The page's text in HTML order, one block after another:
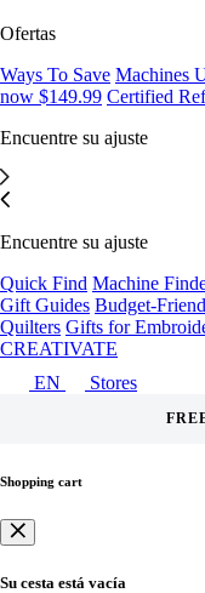
Ofertas
Ways To Save Machines
now $149.99 Certified
Encuentre su ajuste
Encuentre su ajuste
Quick Find Machine
Gift Guides Budget-
Quilters Gifts for
CREATIVATE
EN
Stores
Shopping cart
Su cesta está vacía